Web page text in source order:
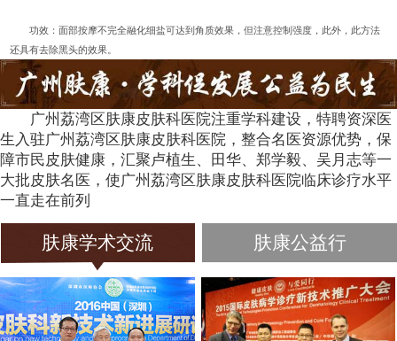
功效：面部按摩不完全融化细盐可达到角质效果，但注意控制强度，此外，此方法
还具有去除黑头的效果。
广州荔湾区肤康皮肤科医院注重学科建设，特聘资深医
生入驻广州荔湾区肤康皮肤科医院，整合名医资源优势，保
障市民皮肤健康，汇聚卢植生、田华、郑学毅、吴月志等一
大批皮肤名医，使广州荔湾区肤康皮肤科医院临床诊疗水平
一直走在前列
肤康学术交流 肤康公益行